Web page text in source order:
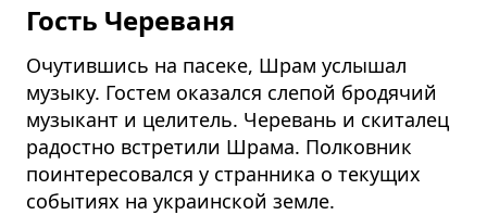
Гость Череваня
Очутившись на пасеке, Шрам услышал
музыку. Гостем оказался слепой бродячий
музыкант и целитель. Черевань и скиталец
радостно встретили Шрама. Полковник
поинтересовался у странника о текущих
событиях на украинской земле.